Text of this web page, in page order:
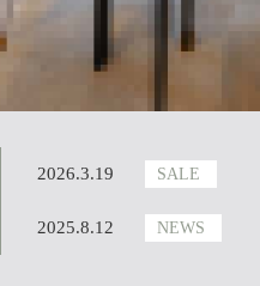
2026.3.19 SALE
2025.8.12 NEWS